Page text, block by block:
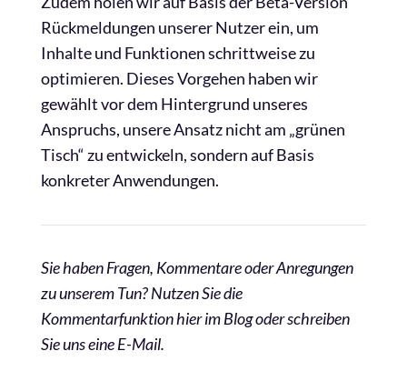
Rückmeldungen unserer Nutzer ein, um
Inhalte und Funktionen schrittweise zu
optimieren. Dieses Vorgehen haben wir
gewählt vor dem Hintergrund unseres
Anspruchs, unsere Ansatz nicht am „grünen
Tisch“ zu entwickeln, sondern auf Basis
konkreter Anwendungen.
Sie haben Fragen, Kommentare oder Anregungen
zu unserem Tun? Nutzen Sie die
Kommentarfunktion hier im Blog oder schreiben
Sie uns eine E-Mail.